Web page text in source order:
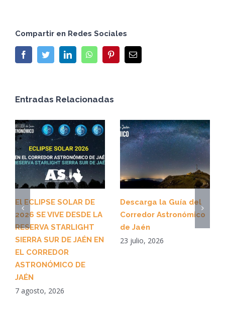
Compartir en Redes Sociales
FacebookTwitterLinkedInWhatsAppPinterestEmail
Entradas Relacionadas
El ECLIPSE SOLAR DE
2026 SE VIVE DESDE LA
RESERVA STARLIGHT
SIERRA SUR DE JAÉN EN
EL CORREDOR
ASTRONÓMICO DE
JAÉN
7 agosto, 2026
Descarga la Guía del
Corredor Astronómico
de Jaén
23 julio, 2026